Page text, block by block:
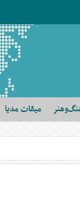
میقات مدیا